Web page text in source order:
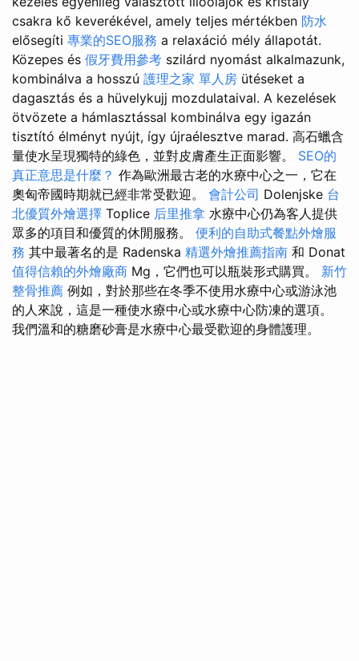
csakra kő keverékével, amely teljes mértékben 防水
elősegíti 專業的SEO服務 a relaxáció mély állapotát.
Közepes és 假牙費用參考 szilárd nyomást alkalmazunk,
kombinálva a hosszú 護理之家 單人房 ütéseket a
dagasztás és a hüvelykujj mozdulataival. A kezelések
ötvözete a hámlasztással kombinálva egy igazán
tisztító élményt nyújt, így újraélesztve marad. 高石蠟含
量使水呈現獨特的綠色，並對皮膚產生正面影響。 SEO的
真正意思是什麼？ 作為歐洲最古老的水療中心之一，它在
奧匈帝國時期就已經非常受歡迎。 會計公司 Dolenjske 台
北優質外燴選擇 Toplice 后里推拿 水療中心仍為客人提供
眾多的項目和優質的休閒服務。 便利的自助式餐點外燴服
務 其中最著名的是 Radenska 精選外燴推薦指南 和 Donat
值得信賴的外燴廠商 Mg，它們也可以瓶裝形式購買。 新竹
整骨推薦 例如，對於那些在冬季不使用水療中心或游泳池
的人來說，這是一種使水療中心或水療中心防凍的選項。
我們溫和的糖磨砂膏是水療中心最受歡迎的身體護理。